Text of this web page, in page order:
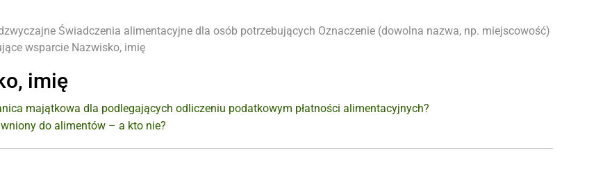
Świadczenia alimentacyjne dla osób potrzebujących Oznaczenie (dowolna nazwa, np. miejscowość)
wsparcie Nazwisko, imię
imię
majątkowa dla podlegających odliczeniu podatkowym płatności alimentacyjnych?
do alimentów – a kto nie?